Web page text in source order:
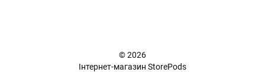
© 2026
Інтернет-магазин StorePods